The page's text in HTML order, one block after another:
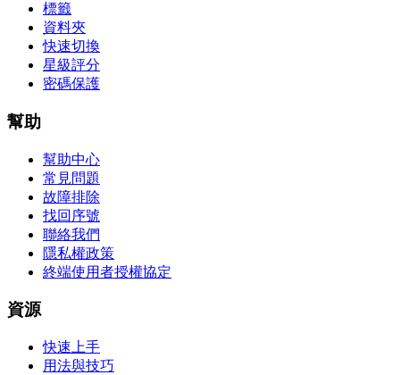
標籤
資料夾
快速切換
星級評分
密碼保護
幫助
幫助中心
常見問題
故障排除
找回序號
聯絡我們
隱私權政策
終端使用者授權協定
資源
快速上手
用法與技巧